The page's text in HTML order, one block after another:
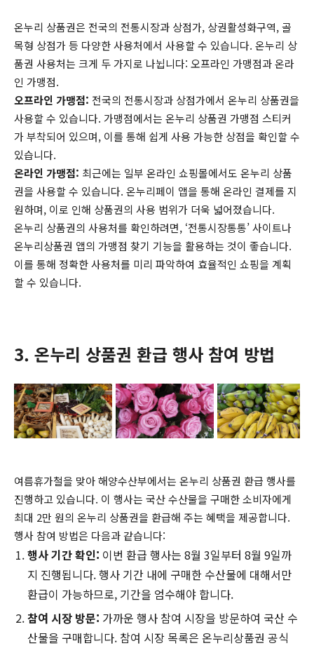
온누리 상품권은 전국의 전통시장과 상점가, 상권활성화구역, 골
목형 상점가 등 다양한 사용처에서 사용할 수 있습니다. 온누리 상
품권 사용처는 크게 두 가지로 나뉩니다: 오프라인 가맹점과 온라
인 가맹점.
오프라인 가맹점: 전국의 전통시장과 상점가에서 온누리 상품권을
사용할 수 있습니다. 가맹점에서는 온누리 상품권 가맹점 스티커
가 부착되어 있으며, 이를 통해 쉽게 사용 가능한 상점을 확인할 수
있습니다.
온라인 가맹점: 최근에는 일부 온라인 쇼핑몰에서도 온누리 상품
권을 사용할 수 있습니다. 온누리페이 앱을 통해 온라인 결제를 지
원하며, 이로 인해 상품권의 사용 범위가 더욱 넓어졌습니다.
온누리 상품권의 사용처를 확인하려면, ‘전통시장통통’ 사이트나
온누리상품권 앱의 가맹점 찾기 기능을 활용하는 것이 좋습니다.
이를 통해 정확한 사용처를 미리 파악하여 효율적인 쇼핑을 계획
할 수 있습니다.
3. 온누리 상품권 환급 행사 참여 방법
여름휴가철을 맞아 해양수산부에서는 온누리 상품권 환급 행사를
진행하고 있습니다. 이 행사는 국산 수산물을 구매한 소비자에게
최대 2만 원의 온누리 상품권을 환급해 주는 혜택을 제공합니다.
행사 참여 방법은 다음과 같습니다:
행사 기간 확인: 이번 환급 행사는 8월 3일부터 8월 9일까
지 진행됩니다. 행사 기간 내에 구매한 수산물에 대해서만
환급이 가능하므로, 기간을 엄수해야 합니다.
참여 시장 방문: 가까운 행사 참여 시장을 방문하여 국산 수
산물을 구매합니다. 참여 시장 목록은 온누리상품권 공식